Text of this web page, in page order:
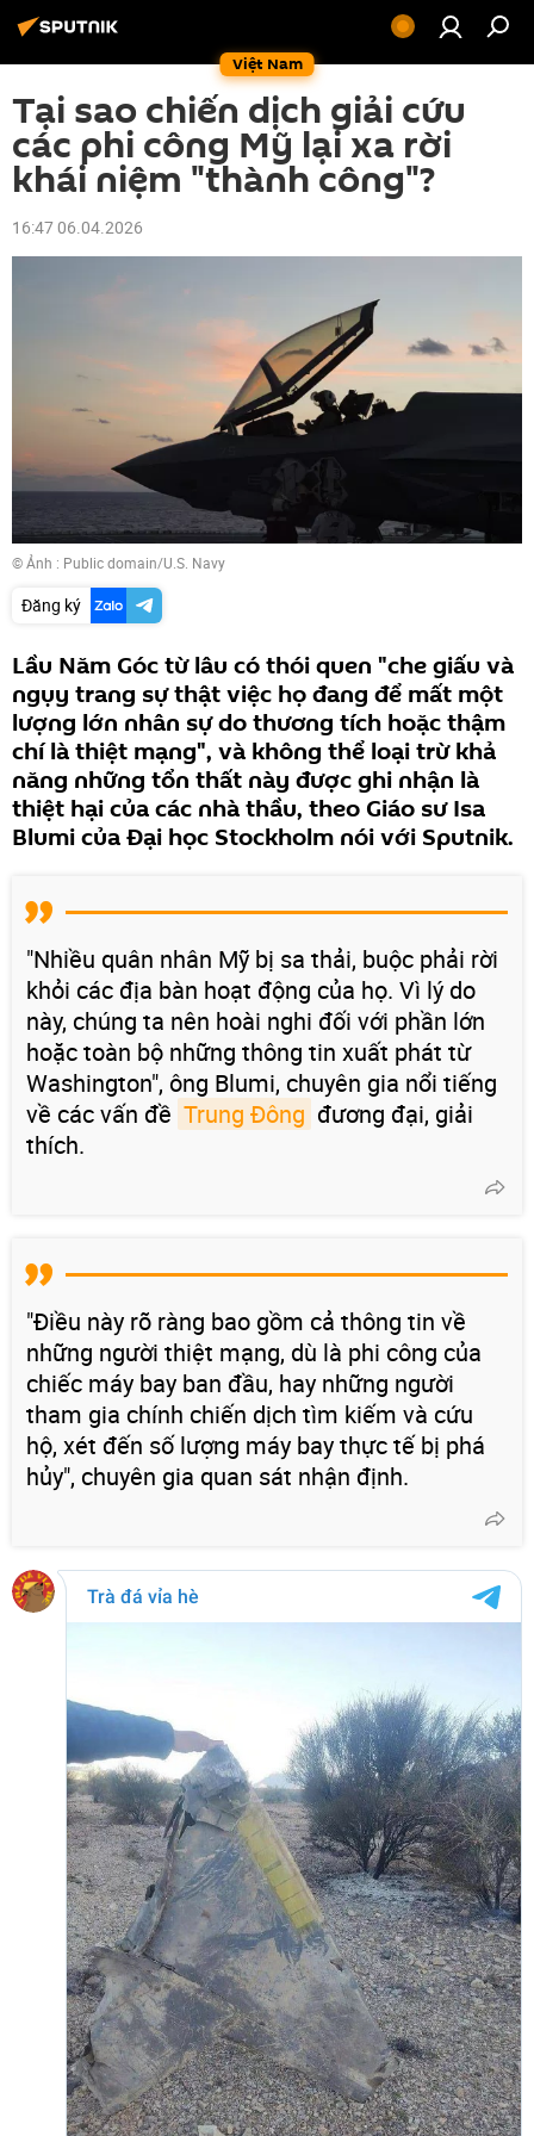
Việt Nam
Tại sao chiến dịch giải cứu
các phi công Mỹ lại xa rời
khái niệm "thành công"?
16:47 06.04.2026
© Ảnh : Public domain/U.S. Navy
Đăng ký
Lầu Năm Góc từ lâu có thói quen "che giấu và
ngụy trang sự thật việc họ đang để mất một
lượng lớn nhân sự do thương tích hoặc thậm
chí là thiệt mạng", và không thể loại trừ khả
năng những tổn thất này được ghi nhận là
thiệt hại của các nhà thầu, theo Giáo sư Isa
Blumi của Đại học Stockholm nói với Sputnik.
"Nhiều quân nhân Mỹ bị sa thải, buộc phải rời
khỏi các địa bàn hoạt động của họ. Vì lý do
này, chúng ta nên hoài nghi đối với phần lớn
hoặc toàn bộ những thông tin xuất phát từ
Washington", ông Blumi, chuyên gia nổi tiếng
về các vấn đề Trung Đông đương đại, giải
thích.
"Điều này rõ ràng bao gồm cả thông tin về
những người thiệt mạng, dù là phi công của
chiếc máy bay ban đầu, hay những người
tham gia chính chiến dịch tìm kiếm và cứu
hộ, xét đến số lượng máy bay thực tế bị phá
hủy", chuyên gia quan sát nhận định.